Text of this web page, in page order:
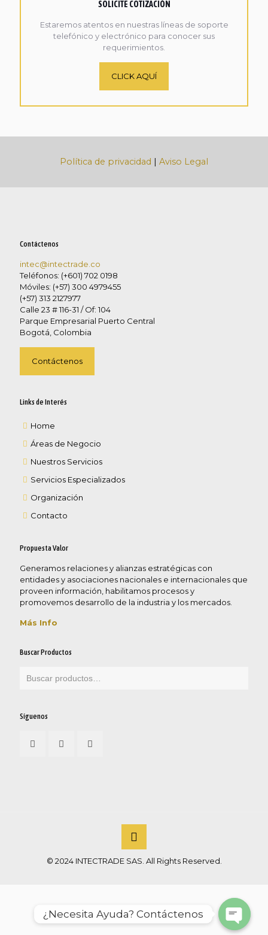
SOLICITE COTIZACIÓN
Estaremos atentos en nuestras líneas de soporte
telefónico y electrónico para conocer sus
requerimientos.
CLICK AQUÍ
Política de privacidad | Aviso Legal
Contáctenos
intec@intectrade.co
Teléfonos: (+601) 702 0198
Móviles: (+57) 300 4979455
(+57) 313 2127977
Calle 23 # 116-31 / Of: 104
Parque Empresarial Puerto Central
Bogotá, Colombia
Contáctenos
Links de Interés
Home
Áreas de Negocio
Nuestros Servicios
Servicios Especializados
Organización
Contacto
Propuesta Valor
Generamos relaciones y alianzas estratégicas con
entidades y asociaciones nacionales e internacionales que
proveen información, habilitamos procesos y
promovemos desarrollo de la industria y los mercados.
Más Info
Buscar Productos
Síguenos
© 2024 INTECTRADE SAS. All Rights Reserved.